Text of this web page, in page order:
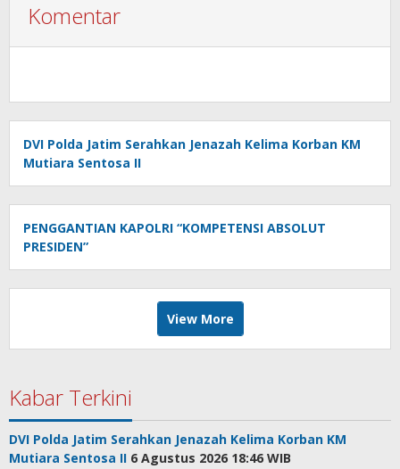
Komentar
DVI Polda Jatim Serahkan Jenazah Kelima Korban KM
Mutiara Sentosa II
PENGGANTIAN KAPOLRI “KOMPETENSI ABSOLUT
PRESIDEN”
View More
Kabar Terkini
DVI Polda Jatim Serahkan Jenazah Kelima Korban KM
Mutiara Sentosa II 6 Agustus 2026 18:46 WIB